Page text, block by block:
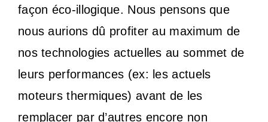
façon éco-illogique. Nous pensons que
nous aurions dû profiter au maximum de
nos technologies actuelles au sommet de
leurs performances (ex: les actuels
moteurs thermiques) avant de les
remplacer par d’autres encore non